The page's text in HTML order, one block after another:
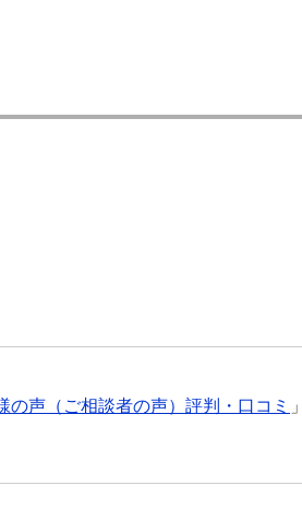
の声（ご相談者の声）評判・口コミ 」